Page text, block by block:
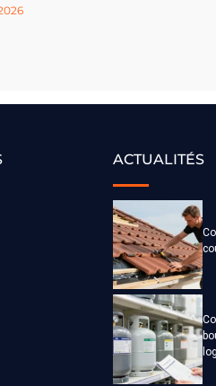
ACTUALITÉS